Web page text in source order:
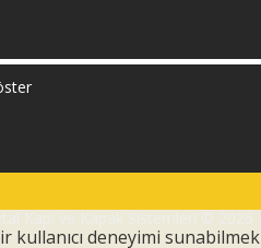
kullanıcı deneyimi